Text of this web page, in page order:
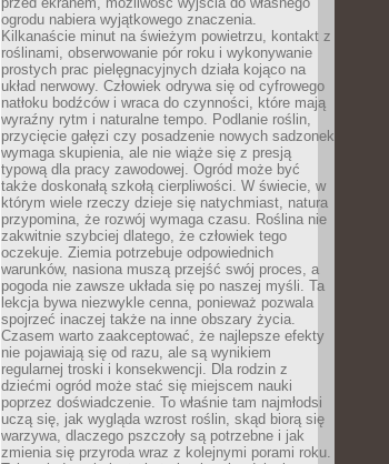
ogrodu nabiera wyjątkowego znaczenia.
Kilkanaście minut na świeżym powietrzu, kontakt z
roślinami, obserwowanie pór roku i wykonywanie
prostych prac pielęgnacyjnych działa kojąco na
układ nerwowy. Człowiek odrywa się od cyfrowego
natłoku bodźców i wraca do czynności, które mają
wyraźny rytm i naturalne tempo. Podlanie roślin,
przycięcie gałęzi czy posadzenie nowych sadzonek
wymaga skupienia, ale nie wiąże się z presją
typową dla pracy zawodowej. Ogród może być
także doskonałą szkołą cierpliwości. W świecie, w
którym wiele rzeczy dzieje się natychmiast, natura
przypomina, że rozwój wymaga czasu. Roślina nie
zakwitnie szybciej dlatego, że człowiek tego
oczekuje. Ziemia potrzebuje odpowiednich
warunków, nasiona muszą przejść swój proces, a
pogoda nie zawsze układa się po naszej myśli. Ta
lekcja bywa niezwykle cenna, ponieważ pozwala
spojrzeć inaczej także na inne obszary życia.
Czasem warto zaakceptować, że najlepsze efekty
nie pojawiają się od razu, ale są wynikiem
regularnej troski i konsekwencji. Dla rodzin z
dziećmi ogród może stać się miejscem nauki
poprzez doświadczenie. To właśnie tam najmłodsi
uczą się, jak wygląda wzrost roślin, skąd biorą się
warzywa, dlaczego pszczoły są potrzebne i jak
zmienia się przyroda wraz z kolejnymi porami roku.